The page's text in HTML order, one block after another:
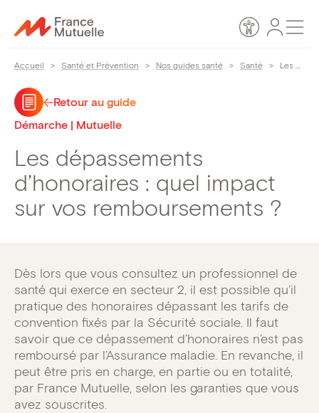
au
Accessibilité
Espace
Accueil > Santé et Prévention > Nos guides santé > Santé > Les dépassements d’honoraires : quel impact sur vos remboursements ?
Retour au guide
Démarche | Mutuelle
Les dépassements
d’honoraires : quel impact
sur vos remboursements ?
Dès lors que vous consultez un professionnel de
santé qui exerce en secteur 2, il est possible qu’il
pratique des honoraires dépassant les tarifs de
convention fixés par la Sécurité sociale. Il faut
savoir que ce dépassement d’honoraires n’est pas
remboursé par l’Assurance maladie. En revanche, il
peut être pris en charge, en partie ou en totalité,
par France Mutuelle, selon les garanties que vous
avez souscrites.